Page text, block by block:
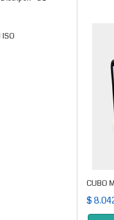
CUBO
$